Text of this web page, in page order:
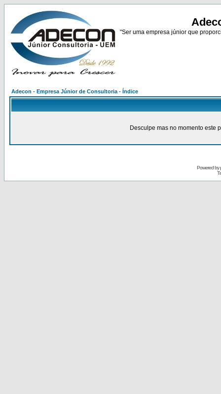
"Ser uma empresa júnior que
Adecon - Empresa Júnior de Consultoria - Índice
Desculpe mas no momento este
Powered by